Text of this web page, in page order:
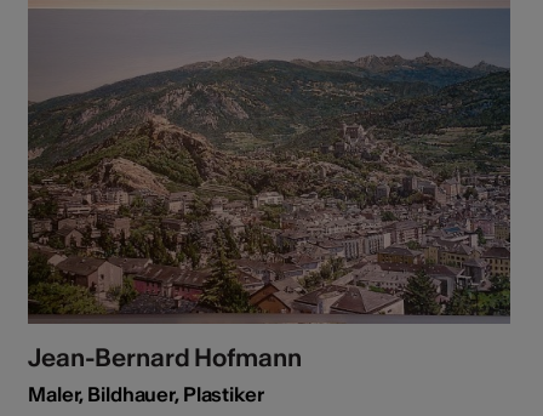
Jean-Bernard Hofmann
Maler, Bildhauer, Plastiker